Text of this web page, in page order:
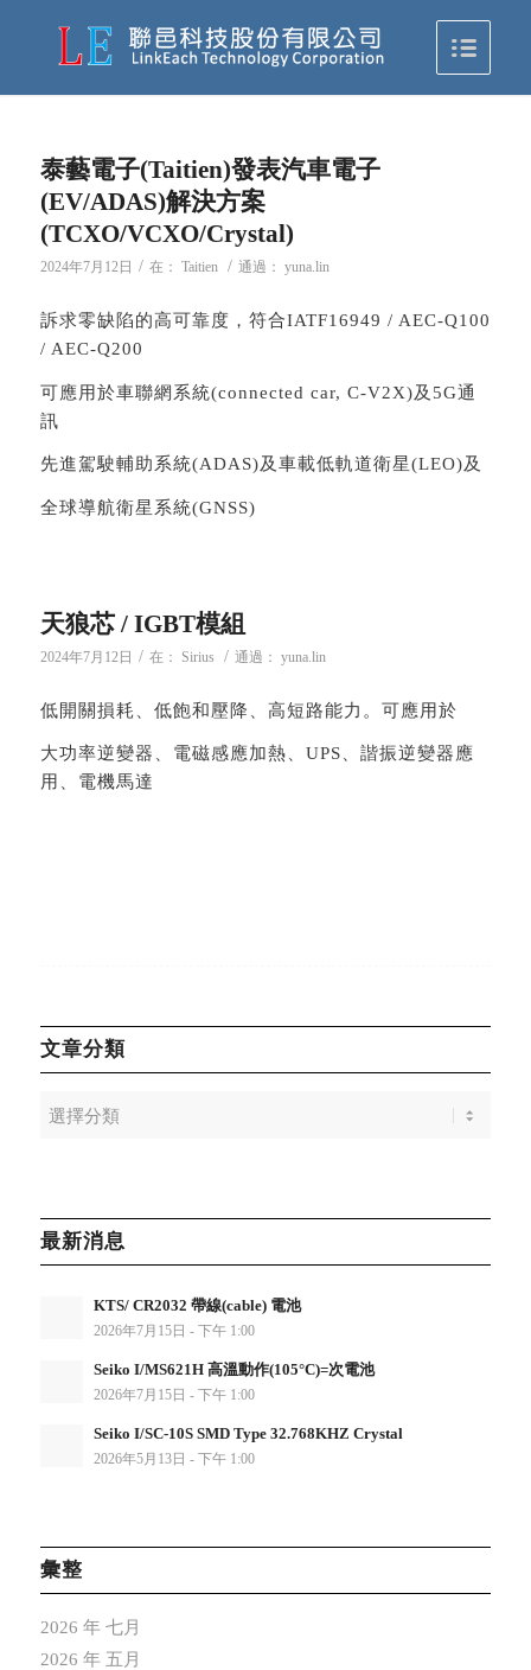
泰藝電子(Taitien)發表汽車電子
(EV/ADAS)解決方案
(TCXO/VCXO/Crystal)
2024年7月12日 / 在： Taitien / 通過： yuna.lin
訴求零缺陷的高可靠度，符合IATF16949 / AEC-Q100
/ AEC-Q200
可應用於車聯網系統(connected car, C-V2X)及5G通
訊
先進駕駛輔助系統(ADAS)及車載低軌道衛星(LEO)及
全球導航衛星系統(GNSS)
天狼芯 / IGBT模組
2024年7月12日 / 在： Sirius / 通過： yuna.lin
低開關損耗、低飽和壓降、高短路能力。可應用於
大功率逆變器、電磁感應加熱、UPS、諧振逆變器應
用、電機馬達
文章分類
最新消息
KTS/ CR2032 帶線(cable) 電池
2026年7月15日 - 下午 1:00
Seiko I/MS621H 高溫動作(105°C)=次電池
2026年7月15日 - 下午 1:00
Seiko I/SC-10S SMD Type 32.768KHZ Crystal
2026年5月13日 - 下午 1:00
彙整
2026 年 七月
2026 年 五月